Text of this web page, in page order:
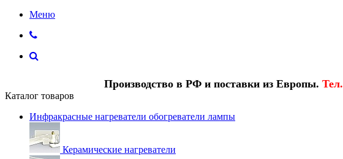
Меню
Производство в РФ и поставки из Европы. Тел.
Каталог товаров
Инфракрасные нагреватели обогреватели лампы
Керамические нагреватели